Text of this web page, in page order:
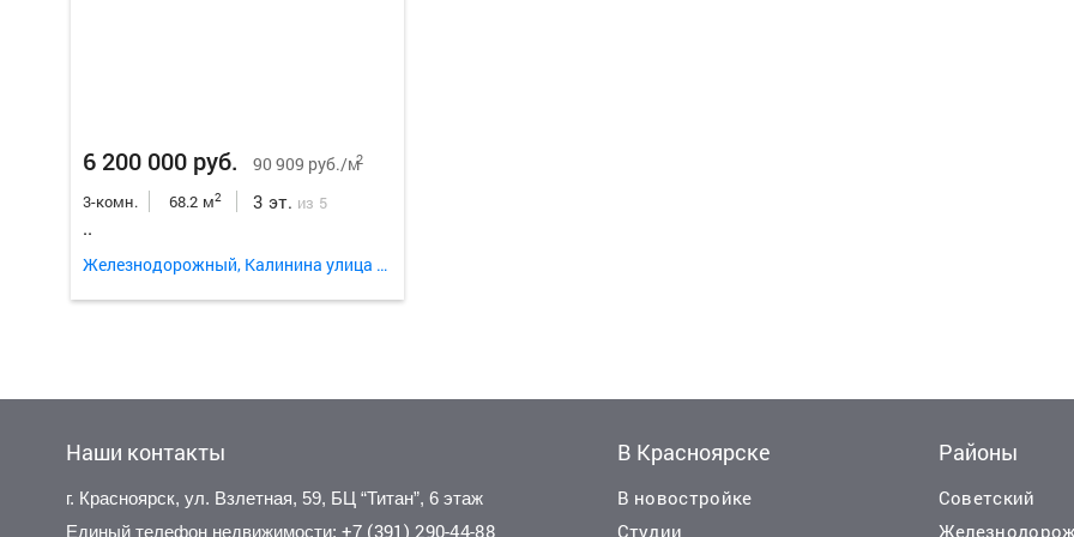
6 200 000 руб. 90 909 руб./м2
3-комн. 68.2 м2 3 эт. из 5
..
Железнодорожный, Калинина улица 45
Наши контакты
г. Красноярск, ул. Взлетная, 59, БЦ “Титан”, 6 этаж
Единый телефон недвижимости: +7 (391) 290-44-88
В Красноярске
В новостройке
Студии
Районы
Советский